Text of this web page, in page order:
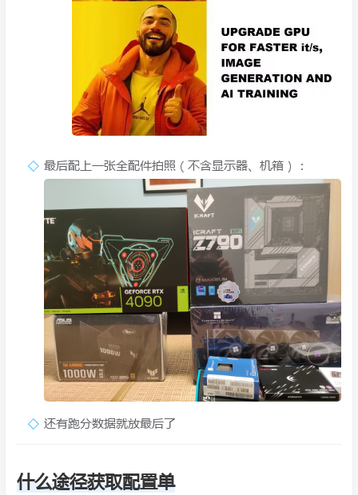
最后配上一张全配件拍照（不含显示器、机箱）：
还有跑分数据就放最后了
什么途径获取配置单